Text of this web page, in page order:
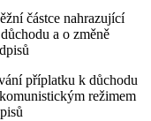
částce nahrazující
a o změně
příplatku k důchodu
režimem